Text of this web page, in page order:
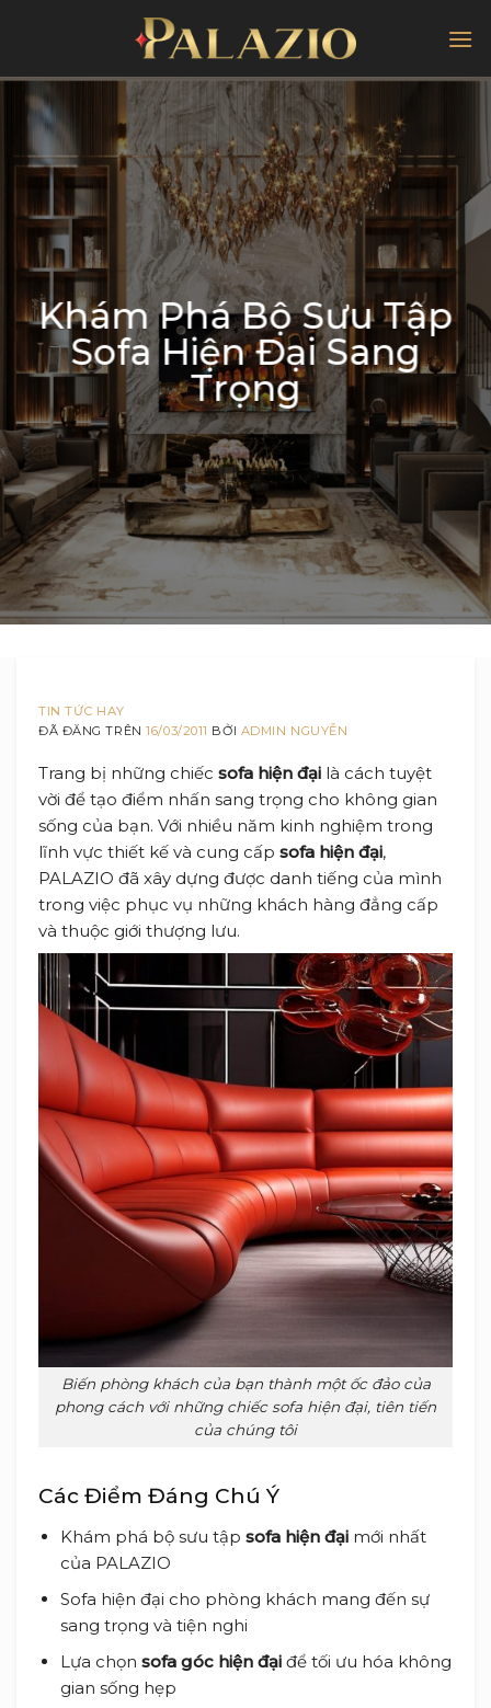
dung
Khám Phá Bộ Sưu Tập
Sofa Hiện Đại Sang
Trọng
TIN TỨC HAY
ĐÃ ĐĂNG TRÊN16/03/2011 BỞI ADMIN NGUYỄN
Trang bị những chiếc sofa hiện đại là cách tuyệt
vời để tạo điểm nhấn sang trọng cho không gian
sống của bạn. Với nhiều năm kinh nghiệm trong
lĩnh vực thiết kế và cung cấp sofa hiện đại,
PALAZIO đã xây dựng được danh tiếng của mình
trong việc phục vụ những khách hàng đẳng cấp
và thuộc giới thượng lưu.
Biến phòng khách của bạn thành một ốc đảo của
phong cách với những chiếc sofa hiện đại, tiên tiến
của chúng tôi
Các Điểm Đáng Chú Ý
Khám phá bộ sưu tập sofa hiện đạimới nhất
của PALAZIO
Sofa hiện đại cho phòng khách mang đến sự
sang trọng và tiện nghi
Lựa chọn sofa góc hiện đạiđể tối ưu hóa không
gian sống hẹp